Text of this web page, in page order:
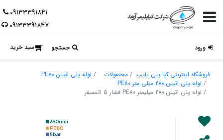
09133391841
09133391847
سبد خرید جستجو ورود
فروشگاه اینترنتی کیا پلی پایپ محصولات
لوله پلی اتیلن PE80
لوله پلی اتیلن 280 میلی متر PE80
لوله پلی اتیلن 280 میلیمتر PE80 فشار 5 اتمسفر